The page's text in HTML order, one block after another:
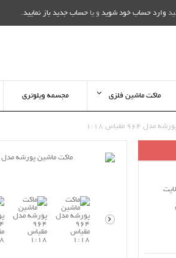
وارد حساب خود شوید و یا حساب جدید باز نمایید.
ماکت ماشین فلزی مجسمه ویلوتری
964 مقیاس 1:18